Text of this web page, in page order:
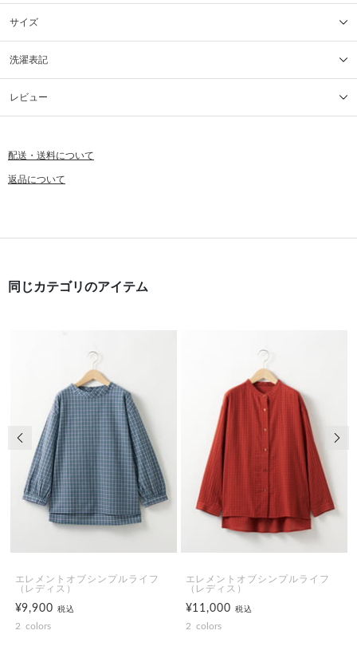
サイズ
洗濯表記
レビュー
配送・送料について
返品について
同じカテゴリのアイテム
エレメントオブシンプルライフ
（レディス）
¥9,900税込
2 colors
エレメントオブシンプルライフ
（レディス）
¥11,000税込
2 colors
前の画像